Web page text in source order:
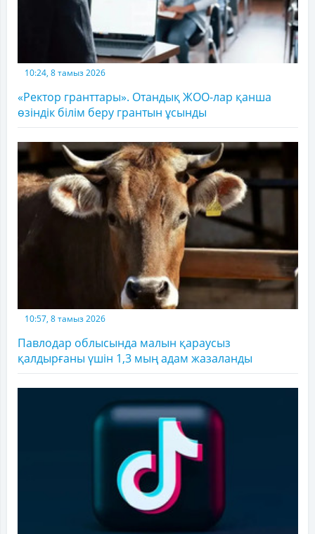
10:24, 8 тамыз 2026
«Ректор гранттары». Отандық ЖОО-лар қанша
өзіндік білім беру грантын ұсынды
10:57, 8 тамыз 2026
Павлодар облысында малын қараусыз
қалдырғаны үшін 1,3 мың адам жазаланды